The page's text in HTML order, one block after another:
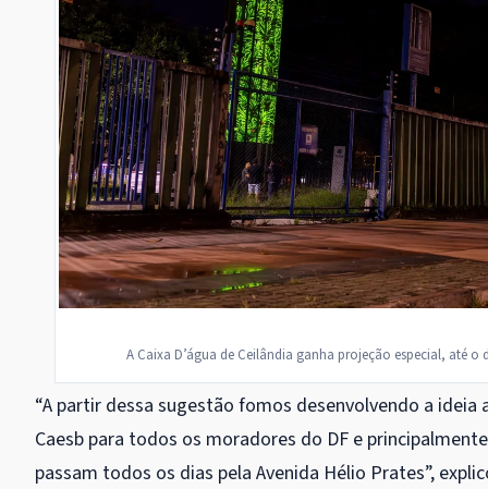
A Caixa D’água de Ceilândia ganha projeção especial, até
“A partir dessa sugestão fomos desenvolvendo a
Caesb para todos os moradores do DF e
passam todos os dias pela Avenida Hélio Prates”,